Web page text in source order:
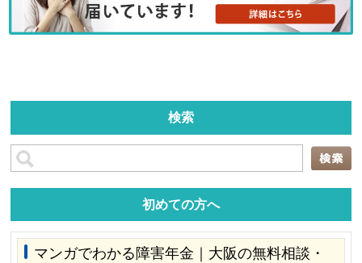
検索
初めての方へ
マンガでわかる障害年金｜大阪の無料相談・